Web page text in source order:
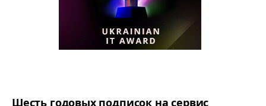
Шесть годовых подписок на сервис